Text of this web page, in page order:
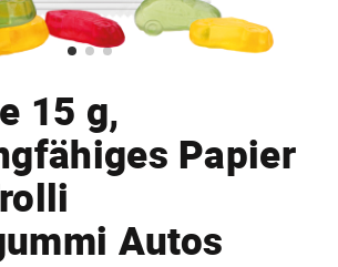
15 g,
Papier
Autos